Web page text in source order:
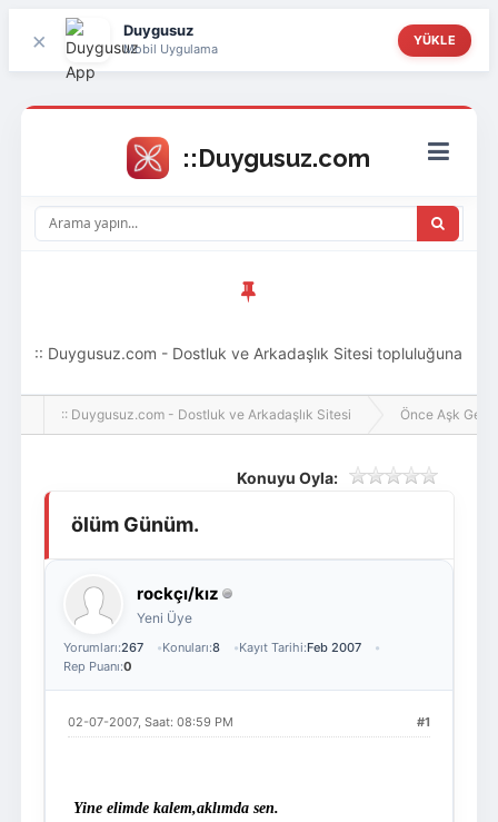
× Duygusuz
Mobil Uygulama
YÜKLE
Giriş Yap
:: Duygusuz.com - Dostluk ve Arkadaşlık Sitesi topluluğuna
hoş geldin ziyaretçi! Aramıza katılmak istersen kayıt
:: Duygusuz.com - Dostluk ve Arkadaşlık Sitesi Önce Aşk Gelir
Konuyu Oyla:
ölüm Günüm.
rockçı/kız
Yeni Üye
Yorumları:267 Konuları:8 Kayıt Tarihi:Feb 2007
Rep Puanı:0
#1
02-07-2007, Saat: 08:59 PM
Yine elimde kalem,aklımda sen.